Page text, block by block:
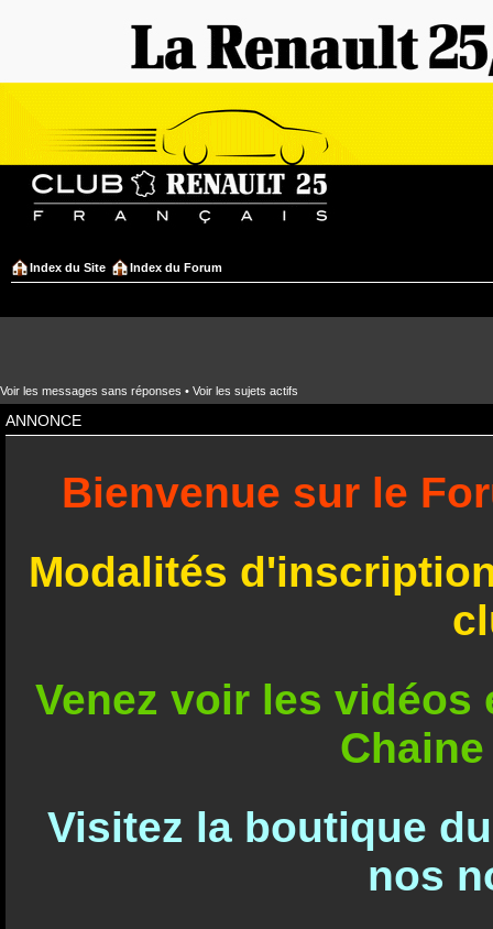
Index du Site Index du Forum
Voir les messages sans réponses • Voir les sujets actifs
ANNONCE
Bienvenue sur le
Modalités
Venez voir les
Visitez la boutique
nos